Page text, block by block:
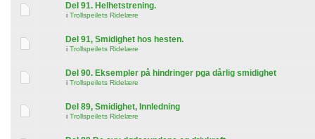
Del 91. Helhetstrening.
i Trollspeilets Ridelære
Del 91, Smidighet hos hesten.
i Trollspeilets Ridelære
Del 90. Eksempler på hindringer pga dårlig smidighet
i Trollspeilets Ridelære
Del 89, Smidighet, Innledning
i Trollspeilets Ridelære